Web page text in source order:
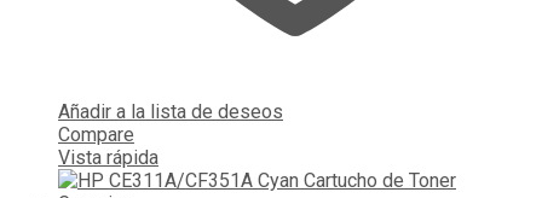
Añadir a la lista de deseos
Compare
Vista rápida